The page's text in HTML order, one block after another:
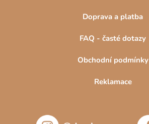
Doprava a platba
FAQ - časté dotazy
Obchodní podmínky
Reklamace